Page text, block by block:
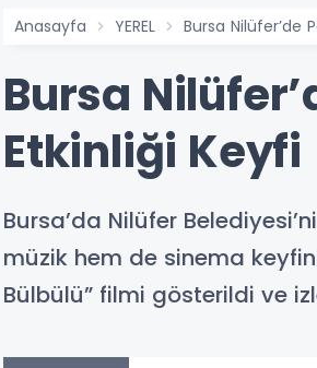
Anasayfa YEREL Bursa Nilüfer’de
Bursa
Etkinliği Keyfi
Bursa’da Nilüfer
müzik hem de sinema
Bülbülü” filmi gösterildi ve